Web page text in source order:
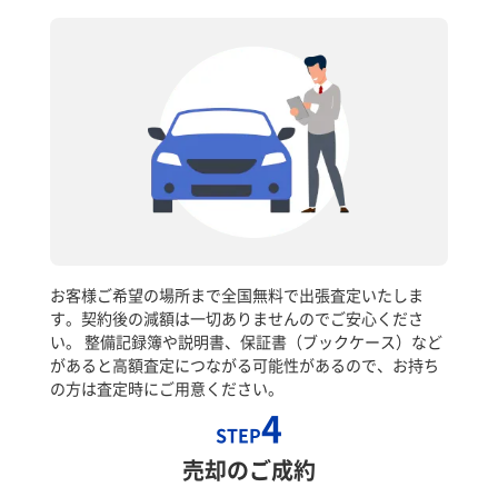
お客様ご希望の場所まで全国無料で出張査定いたしま
す。契約後の減額は一切ありませんのでご安心くださ
い。 整備記録簿や説明書、保証書（ブックケース）など
があると高額査定につながる可能性があるので、お持ち
の方は査定時にご用意ください。
STEP4
売却のご成約